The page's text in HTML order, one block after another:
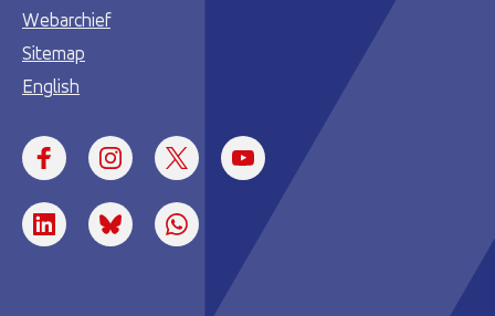
Webarchief
Sitemap
English